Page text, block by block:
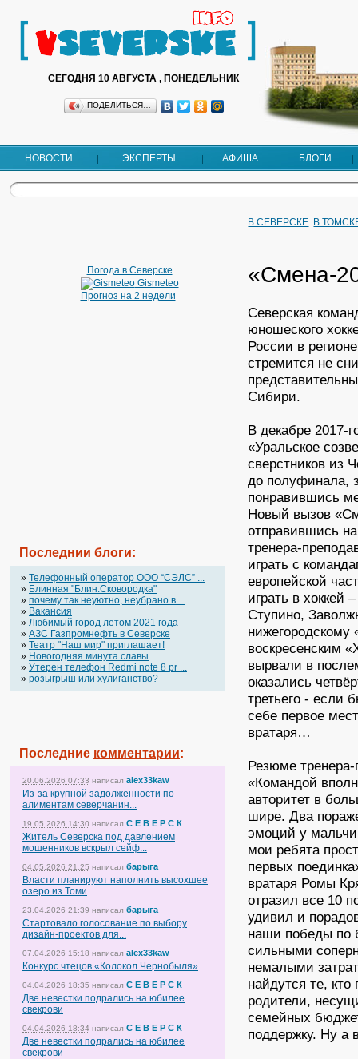
СЕГОДНЯ 10 АВГУСТА , ПОНЕДЕЛЬНИК
ПОДЕЛИТЬСЯ…
НОВОСТИ ЭКСПЕРТЫ АФИША БЛОГИ
Погода в Северске
Gismeteo
Прогноз на 2 недели
Последнии блоги:
» Телефонный оператор OOO “СЭЛС” ...
» Блинная "Блин.Сковородка"
» почему так неуютно, неубрано в ...
» Вакансия
» Любимый город летом 2021 года
» АЗС Газпромнефть в Северске
» Театр "Наш мир" приглашает!
» Новогодняя минута славы
» Утерен телефон Redmi note 8 pr ...
» розыгрыш или хулиганство?
Последние комментарии:
20.06.2026 07:33 написал alex33kaw
Из-за крупной задолженности по
алиментам северчанин...
19.05.2026 14:30 написал С Е В Е Р С К
Житель Северска под давлением
мошенников вскрыл сейф...
04.05.2026 21:25 написал барыга
Власти планируют наполнить высохшее
озеро из Томи
23.04.2026 21:39 написал барыга
Стартовало голосование по выбору
дизайн-проектов для...
07.04.2026 15:18 написал alex33kaw
Конкурс чтецов «Колокол Чернобыля»
04.04.2026 18:35 написал С Е В Е Р С К
Две невестки подрались на юбилее
свекрови
04.04.2026 18:34 написал С Е В Е Р С К
Две невестки подрались на юбилее
свекрови
В СЕВЕРСКЕ В
«Смена-
Северская
юношеского
России в
стремится не
Сибири.
В декабре 2017-
«Уральское
сверстников из
до полуфинала,
понравившись
Новый вызов
отправившись
тренера-
играть с
европейской
играть в хоккей
Ступино,
нижегородскому
воскресенским
вырвали в
оказались
третьего - если
себе первое
вратаря…
Резюме
«Командой
авторитет в
шире. Два
эмоций у
мои ребята
первых
вратаря Ромы
отразил все 10
удивил и
наши победы по
сильными
немалыми
найдутся те,
родители,
семейных
поддержку. Ну а